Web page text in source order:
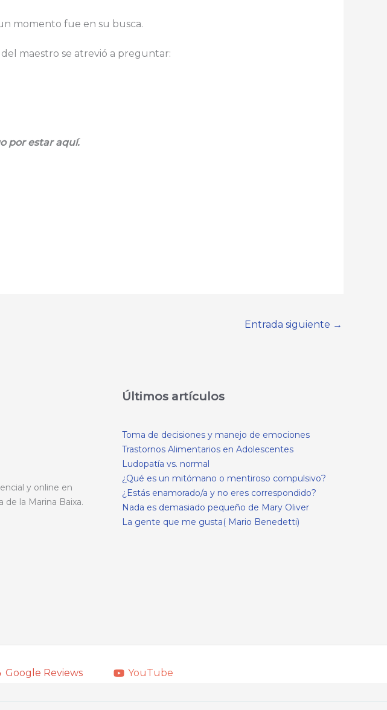
momento fue en su busca.
maestro se atrevió a preguntar:
por estar aquí.
Entrada siguiente →
y online en
la Marina Baixa.
Últimos artículos
Toma de decisiones y manejo de emociones
Trastornos Alimentarios en Adolescentes
Ludopatía vs. normal
¿Qué es un mitómano o mentiroso compulsivo?
¿Estás enamorado/a y no eres correspondido?
Nada es demasiado pequeño de Mary Oliver
La gente que me gusta( Mario Benedetti)
Google Reviews YouTube